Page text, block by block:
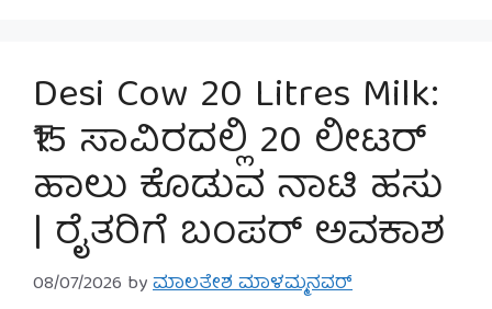
Desi Cow 20 Litres Milk:
₹15 ಸಾವಿರದಲ್ಲಿ 20 ಲೀಟರ್
ಹಾಲು ಕೊಡುವ ನಾಟಿ ಹಸು
| ರೈತರಿಗೆ ಬಂಪರ್ ಅವಕಾಶ
08/07/2026 byಮಾಲತೇಶ ಮಾಳಮ್ಮನವರ್